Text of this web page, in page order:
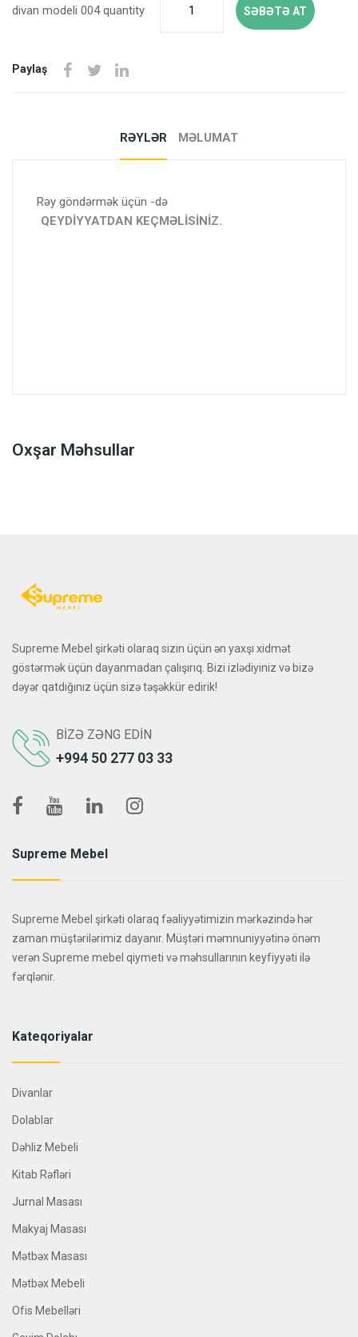
divan modeli 004 quantity SƏBƏTƏ AT
Paylaş
RƏYLƏR MƏLUMAT
Rəy göndərmək üçün -də
QEYDIYYATDAN KEÇMƏLISINIZ.
Oxşar Məhsullar
Supreme Mebel şirkəti olaraq sizin üçün ən yaxşı xidmət
göstərmək üçün dayanmadan çalışırıq. Bizi izlədiyiniz və bizə
dəyər qatdığınız üçün sizə təşəkkür edirik!
BIZƏ ZƏNG EDIN
+994 50 277 03 33
Supreme Mebel
Supreme Mebel şirkəti olaraq fəaliyyətimizin mərkəzində hər
zaman müştərilərimiz dayanır. Müştəri məmnuniyyətinə önəm
verən Supreme mebel qiymeti və məhsullarının keyfiyyəti ilə
fərqlənir.
Kateqoriyalar
Divanlar
Dolablar
Dəhliz Mebeli
Kitab Rəfləri
Jurnal Masası
Makyaj Masası
Mətbəx Masası
Mətbəx Mebeli
Ofis Mebelləri